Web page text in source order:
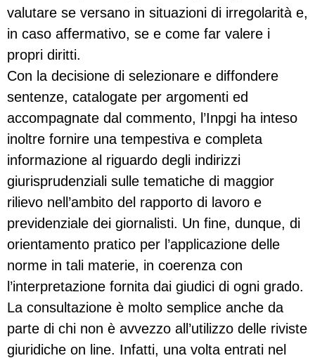
valutare se versano in situazioni di irregolarità e,
in caso affermativo, se e come far valere i
propri diritti.
Con la decisione di selezionare e diffondere
sentenze, catalogate per argomenti ed
accompagnate dal commento, l’Inpgi ha inteso
inoltre fornire una tempestiva e completa
informazione al riguardo degli indirizzi
giurisprudenziali sulle tematiche di maggior
rilievo nell’ambito del rapporto di lavoro e
previdenziale dei giornalisti. Un fine, dunque, di
orientamento pratico per l’applicazione delle
norme in tali materie, in coerenza con
l’interpretazione fornita dai giudici di ogni grado.
La consultazione è molto semplice anche da
parte di chi non è avvezzo all’utilizzo delle riviste
giuridiche on line. Infatti, una volta entrati nel